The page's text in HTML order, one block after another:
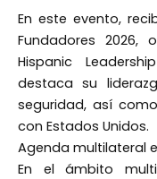
En este evento,
Fundadores 2026,
Hispanic
destaca su
seguridad, así
con Estados Unidos.
Agenda multilateral
En el ámbito